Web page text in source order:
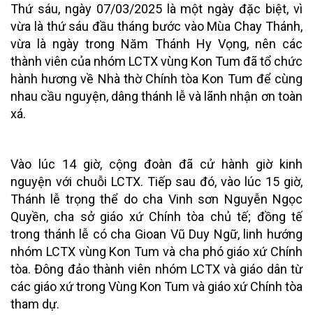
Thứ sáu, ngày 07/03/2025 là một ngày đặc biệt, vì
vừa là thứ sáu đầu tháng bước vào Mùa Chay Thánh,
vừa là ngày trong Năm Thánh Hy Vọng, nên các
thành viên của nhóm LCTX vùng Kon Tum đã tổ chức
hành hương về Nhà thờ Chính tòa Kon Tum để cùng
nhau cầu nguyện, dâng thánh lễ và lãnh nhận ơn toàn
xá.
Vào lúc 14 giờ, cộng đoàn đã cử hành giờ kinh
nguyện với chuỗi LCTX. Tiếp sau đó, vào lúc 15 giờ,
Thánh lễ trọng thể do cha Vinh sơn Nguyễn Ngọc
Quyền, cha sở giáo xứ Chính tòa chủ tế; đồng tế
trong thánh lễ có cha Gioan Vũ Duy Ngữ, linh hướng
nhóm LCTX vùng Kon Tum và cha phó giáo xứ Chính
tòa. Đông đảo thành viên nhóm LCTX và giáo dân từ
các giáo xứ trong Vùng Kon Tum và giáo xứ Chính tòa
tham dự.